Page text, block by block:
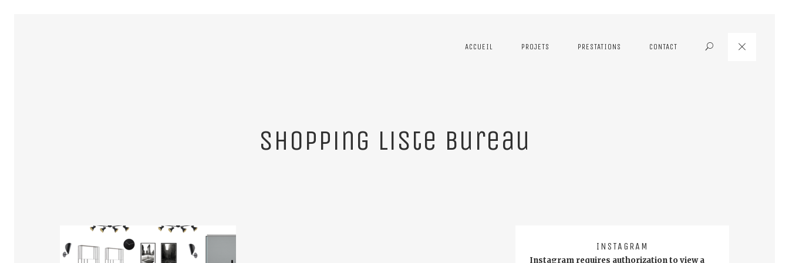
ACCUEIL PROJETS PRESTATIONS CONTACT Search
shopping liste bureau
INSTAGRAM
Instagram requires authorization to view a